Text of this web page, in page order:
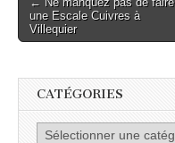
navigation
une Escale Cuivres à
Villequier
CATÉGORIES
Catégories